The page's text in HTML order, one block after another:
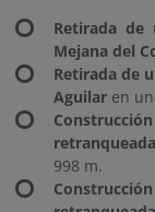
Retirada
Mejana del
Retirada de
Aguilar en
998 m.